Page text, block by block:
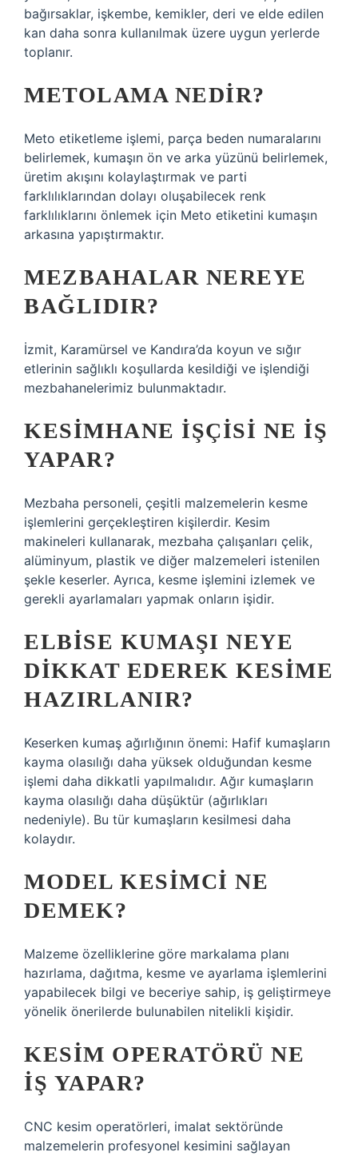
bağırsaklar, işkembe, kemikler, deri ve elde edilen
kan daha sonra kullanılmak üzere uygun yerlerde
toplanır.
METOLAMA NEDIR?
Meto etiketleme işlemi, parça beden numaralarını
belirlemek, kumaşın ön ve arka yüzünü belirlemek,
üretim akışını kolaylaştırmak ve parti
farklılıklarından dolayı oluşabilecek renk
farklılıklarını önlemek için Meto etiketini kumaşın
arkasına yapıştırmaktır.
MEZBAHALAR NEREYE
BAĞLIDIR?
İzmit, Karamürsel ve Kandıra’da koyun ve sığır
etlerinin sağlıklı koşullarda kesildiği ve işlendiği
mezbahanelerimiz bulunmaktadır.
KESIMHANE IŞÇISI NE IŞ
YAPAR?
Mezbaha personeli, çeşitli malzemelerin kesme
işlemlerini gerçekleştiren kişilerdir. Kesim
makineleri kullanarak, mezbaha çalışanları çelik,
alüminyum, plastik ve diğer malzemeleri istenilen
şekle keserler. Ayrıca, kesme işlemini izlemek ve
gerekli ayarlamaları yapmak onların işidir.
ELBISE KUMAŞI NEYE
DIKKAT EDEREK KESIME
HAZIRLANIR?
Keserken kumaş ağırlığının önemi: Hafif kumaşların
kayma olasılığı daha yüksek olduğundan kesme
işlemi daha dikkatli yapılmalıdır. Ağır kumaşların
kayma olasılığı daha düşüktür (ağırlıkları
nedeniyle). Bu tür kumaşların kesilmesi daha
kolaydır.
MODEL KESIMCI NE
DEMEK?
Malzeme özelliklerine göre markalama planı
hazırlama, dağıtma, kesme ve ayarlama işlemlerini
yapabilecek bilgi ve beceriye sahip, iş geliştirmeye
yönelik önerilerde bulunabilen nitelikli kişidir.
KESIM OPERATÖRÜ NE
IŞ YAPAR?
CNC kesim operatörleri, imalat sektöründe
malzemelerin profesyonel kesimini sağlayan